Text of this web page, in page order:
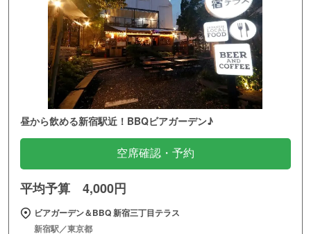
昼から飲める新宿駅近！BBQビアガーデン♪
空席確認・予約
平均予算 4,000円
ビアガーデン＆BBQ 新宿三丁目テラス
新宿駅／東京都